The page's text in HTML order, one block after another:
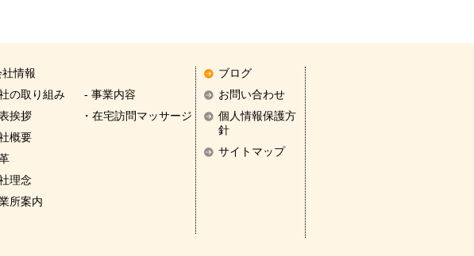
社情報
の取り組み
挨拶
概要
理念
所案内
- 事業内容
・在宅訪問マッサージ
ブログ
お問い合わせ
個人情報保護方
針
サイトマップ